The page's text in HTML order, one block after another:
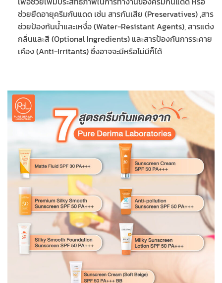
ช่วยยืดอายุครีมกันแดด เช่น สารกันเสีย (Preservatives) ,สาร
ช่วยป้องกันน้ำและเหงื่อ (Water-Resistant Agents), สารแต่ง
กลิ่นและสี (Optional Ingredients) และสารป้องกันการระคาย
เคือง (Anti-Irritants) ซึ่งอาจจะมีหรือไม่มีก็ได้